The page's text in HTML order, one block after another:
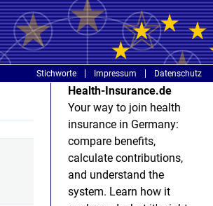
Stichworte Impressum Datenschutz
Health-Insurance.de
Your way to join health
insurance in Germany:
compare benefits,
calculate contributions,
and understand the
system. Learn how it